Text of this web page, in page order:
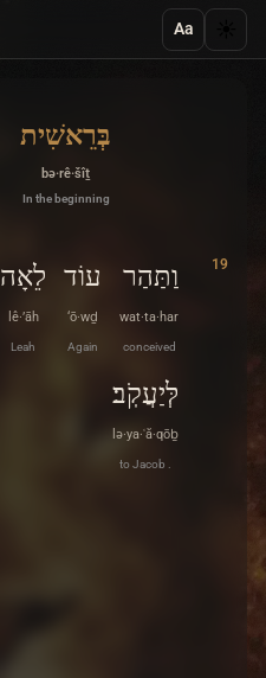
Aa
בְּרֵאשִׁית
bə·rê·šîṯ
In the beginning
19 וַתַּהַר
wat·ta·har
conceived
עוֹד
‘ō·wḏ
Again
לֵאָה
lê·’āh
Leah
לְּיַעֲקֹֽב׃
lə·ya·ʿă·qōḇ
to Jacob .